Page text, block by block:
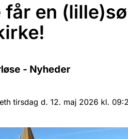
får en
- Nyheder
tirsdag d. 12. maj 2026 kl.